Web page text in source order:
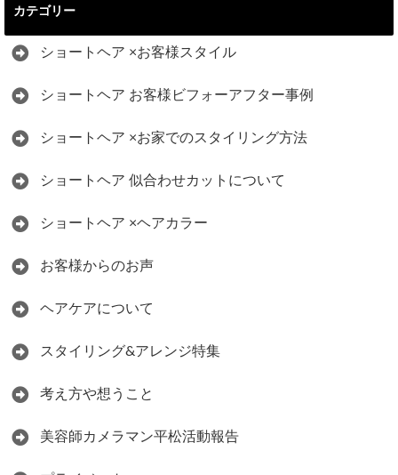
カテゴリー
ショートヘア ×お客様スタイル
ショートヘア お客様ビフォーアフター事例
ショートヘア ×お家でのスタイリング方法
ショートヘア 似合わせカットについて
ショートヘア ×ヘアカラー
お客様からのお声
ヘアケアについて
スタイリング&アレンジ特集
考え方や想うこと
美容師カメラマン平松活動報告